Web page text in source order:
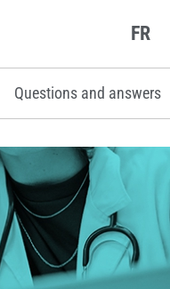
FR
Questions and answers